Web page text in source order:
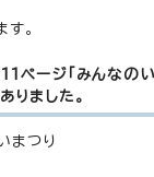
。
ページ「みんなの
りました。
まつり